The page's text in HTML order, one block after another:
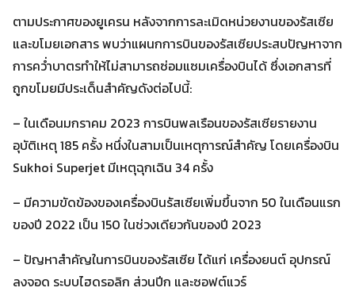
ตามประกาศของยูเครน หลังจากการละเมิดหน่วยงานของรัสเซีย
และขโมยเอกสาร พบว่าแผนกการบินของรัสเซียประสบปัญหาจาก
การคว่ำบาตรทำให้ไม่สามารถซ่อมแซมเครื่องบินได้ ซึ่งเอกสารที่
ถูกขโมยมีประเด็นสำคัญดังต่อไปนี้:
– ในเดือนมกราคม 2023 การบินพลเรือนของรัสเซียรายงาน
อุบัติเหตุ 185 ครั้ง หนึ่งในสามเป็นเหตุการณ์สำคัญ โดยเครื่องบิน
Sukhoi Superjet มีเหตุฉุกเฉิน 34 ครั้ง
– มีความขัดข้องของเครื่องบินรัสเซียเพิ่มขึ้นจาก 50 ในเดือนแรก
ของปี 2022 เป็น 150 ในช่วงเดียวกันของปี 2023
– ปัญหาสำคัญในการบินของรัสเซีย ได้แก่ เครื่องยนต์ อุปกรณ์
ลงจอด ระบบไฮดรอลิก ส่วนปีก และซอฟต์แวร์